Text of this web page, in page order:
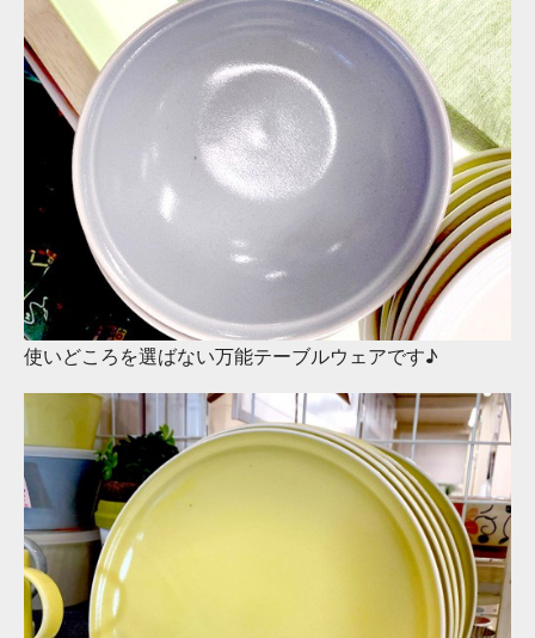
使いどころを選ばない万能テーブルウェアです♪